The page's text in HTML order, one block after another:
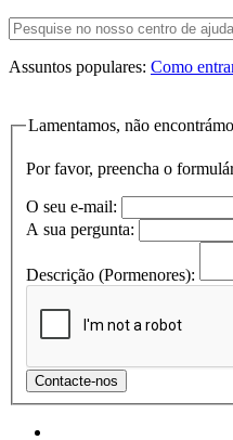
Assuntos populares: Como
Lamentamos, não
Por favor, preencha o
O seu e-mail:
A sua pergunta:
Descrição (Pormenores):